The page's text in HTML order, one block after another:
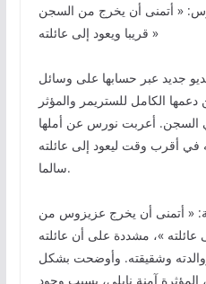
« أتمنى أن يخرج من السجن
قريبا ويعود إلى عائلته »
جديد عبر حسابها على وسائل
الكامل للستريمر والمؤثر
السجن. أعربت نورس عن أملها
في أقرب وقت ليعود إلى عائلته
سالما.
« أتمنى أن يخرج عزيزوس من
»، مشددة على أن عائلته
وشقيقته. وأوضحت بشكل
المؤثرة آمنة نايلي، بسبب وجود